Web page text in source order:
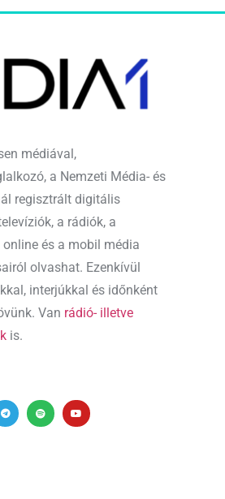
médiával,
a Nemzeti Média- és
regisztrált digitális
a rádiók, a
és a mobil média
olvashat. Ezenkívül
interjúkkal és időnként
Van rádió- illetve
is.